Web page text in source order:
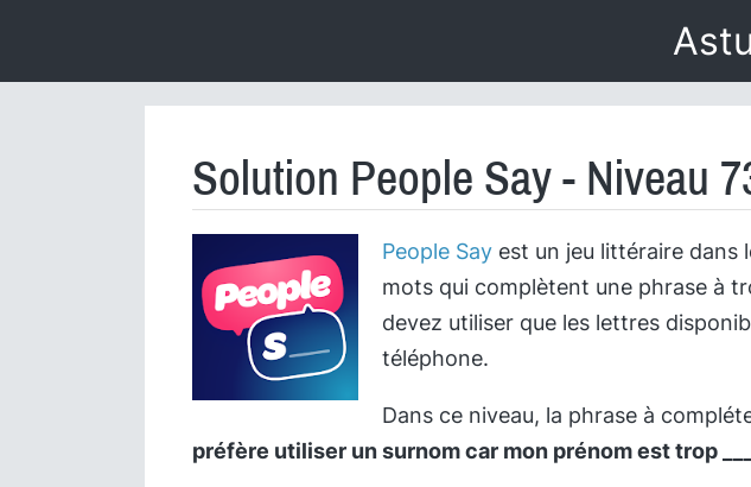
Solution People Say - Niveau
People Say est un jeu littéraire dans
mots qui complètent une phrase à
devez utiliser que les lettres
téléphone.
Dans ce niveau, la phrase à
préfère utiliser un surnom car mon prénom est trop